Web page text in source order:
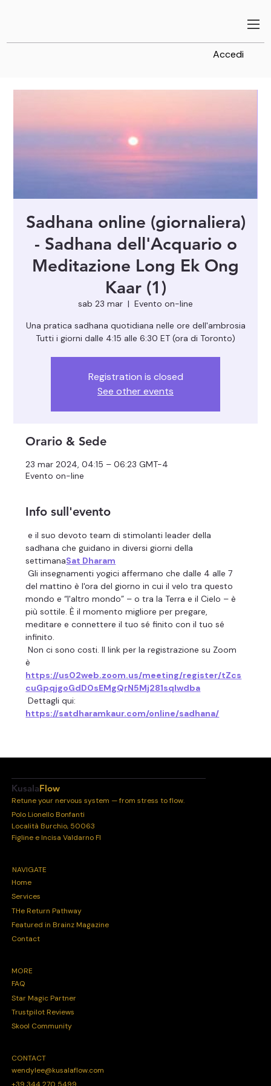
Accedi
Sadhana online (giornaliera)
- Sadhana dell'Acquario o
Meditazione Long Ek Ong
Kaar (1)
sab 23 mar
  |
Evento on-line
Una pratica sadhana quotidiana nelle ore dell'ambrosia
Registration is closed
See other events
Orario & Sede
23 mar 2024, 04:15 – 06:23 GMT-4
Evento on-line
Info sull'evento
e il suo devoto team di stimolanti leader della
sadhana che guidano in diversi giorni della
settimanaSat Dharam
Gli insegnamenti yogici affermano che dalle 4 alle 7
del mattino è l'ora del giorno in cui il velo tra questo
mondo e “l'altro mondo” – o tra la Terra e il Cielo – è
più sottile. È il momento migliore per pregare,
meditare e connettere il tuo sé finito con il tuo sé
infinito.
Non ci sono costi. Il link per la registrazione su Zoom
è
https://us02web.zoom.us/meeting/register/tZcs
cuGpqjgoGdD0sEMgQrN5Mj281sqIwdba
Dettagli qui:
https://satdharamkaur.com/online/sadhana/
KusalaFlow
Retune your nervous system — from stress to flow.
Polo Lionello Bonfanti
Località Burchio, 50063
Figline e Incisa Valdarno FI
NAVIGATE
Home
Services
THe Return Pathway
Featured in Brainz Magazine
Contact
MORE
FAQ
Star Magic Partner
Trustpilot Reviews
Skool Community
CONTACT
wendylee@kusalaflow.com